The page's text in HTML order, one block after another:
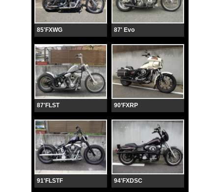
85'FXWG 87' Evo
87'FLST 90’FXRP
91'FLSTF 94'FXDSC